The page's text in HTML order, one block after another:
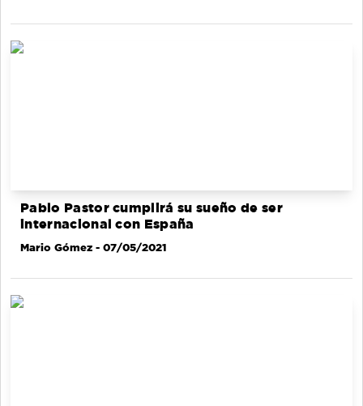
Pablo Pastor cumplirá su sueño de ser
internacional con España
Mario Gómez - 07/05/2021